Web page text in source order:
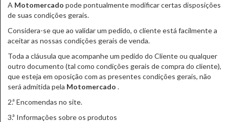
A Motomercado pode pontualmente modificar certas disposições
de suas condições gerais.
Considera-se que ao validar um pedido, o cliente está facilmente a
aceitar as nossas condições gerais de venda.
Toda a cláusula que acompanhe um pedido do Cliente ou qualquer
outro documento (tal como condições gerais de compra do cliente),
que esteja em oposição com as presentes condições gerais, não
será admitida pela Motomercado .
2.ª Encomendas no site.
3.ª Informações sobre os produtos